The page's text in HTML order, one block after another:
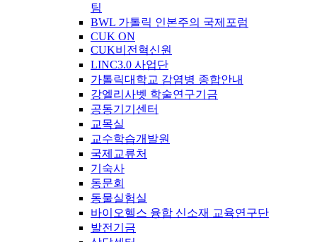
팀
BWL 가톨릭 인본주의 국제포럼
CUK ON
CUK비전혁신원
LINC3.0 사업단
가톨릭대학교 감염병 종합안내
강엘리사벳 학술연구기금
공동기기센터
교목실
교수학습개발원
국제교류처
기숙사
동문회
동물실험실
바이오헬스 융합 신소재 교육연구단
발전기금